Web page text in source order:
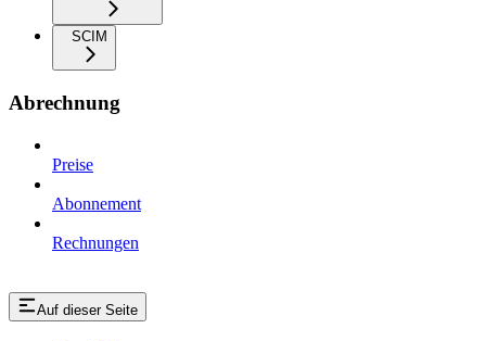
SCIM
Abrechnung
Preise
Abonnement
Rechnungen
Auf dieser Seite